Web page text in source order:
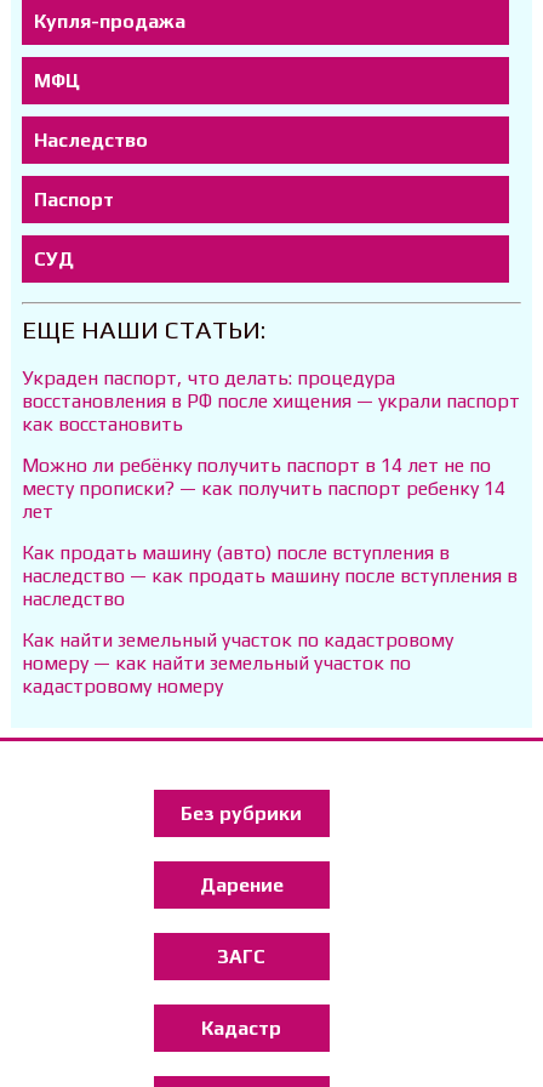
Купля-продажа
МФЦ
Наследство
Паспорт
СУД
ЕЩЕ НАШИ СТАТЬИ:
Украден паспорт, что делать: процедура
восстановления в РФ после хищения — украли паспорт
как восстановить
Можно ли ребёнку получить паспорт в 14 лет не по
месту прописки? — как получить паспорт ребенку 14
лет
Как продать машину (авто) после вступления в
наследство — как продать машину после вступления в
наследство
Как найти земельный участок по кадастровому
номеру — как найти земельный участок по
кадастровому номеру
Без рубрики
Дарение
ЗАГС
Кадастр